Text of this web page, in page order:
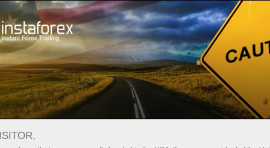
Зв'яжіться з нами